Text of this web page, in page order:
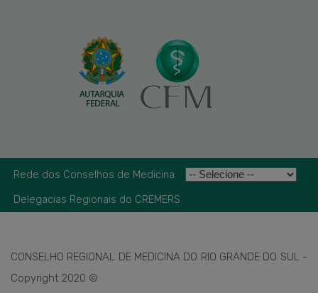
Rede dos Conselhos de Medicina
Delegacias Regionais do CREMERS
CONSELHO REGIONAL DE MEDICINA DO RIO GRANDE DO SUL -
Copyright 2020 ©